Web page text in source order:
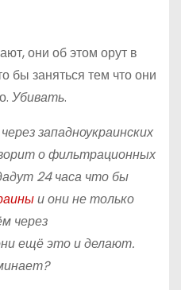
они об этом орут в
бы заняться тем что они
Убивать.
западноукраинских
о фильтрационных
24 часа что бы
и они не только
через
ещё это и делают.